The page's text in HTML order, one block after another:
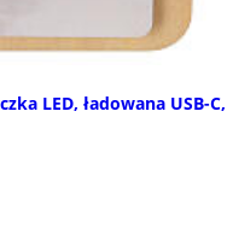
LED, ładowana USB-C,